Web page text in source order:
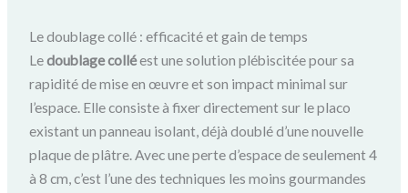
Le doublage collé : efficacité et gain de temps
Ledoublage colléest une solution plébiscitée pour sa
rapidité de mise en œuvre et son impact minimal sur
l’espace. Elle consiste à fixer directement sur le placo
existant un panneau isolant, déjà doublé d’une nouvelle
plaque de plâtre. Avec une perte d’espace de seulement 4
à 8 cm, c’est l’une des techniques les moins gourmandes